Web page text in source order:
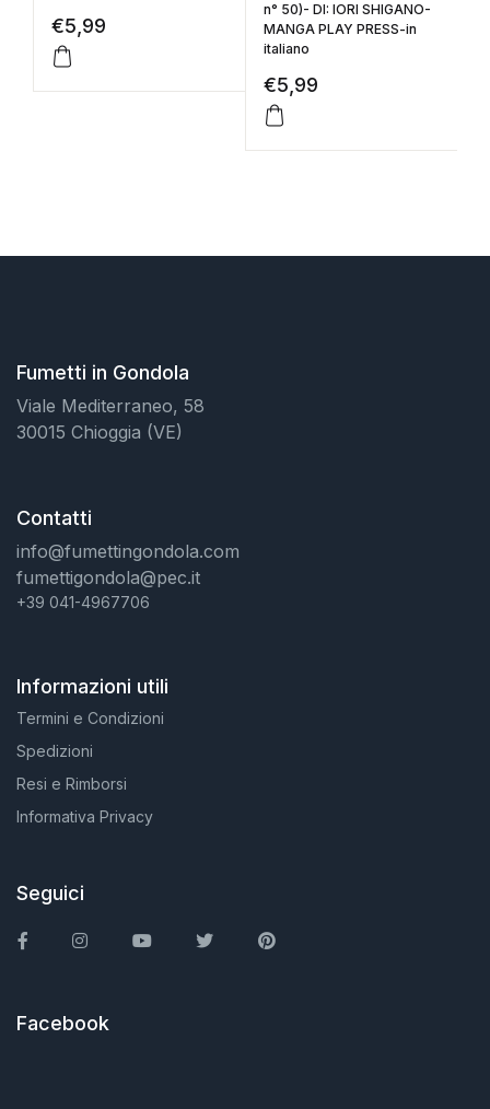
€5,99
n° 50)- DI: IORI SHIGANO-
MANGA PLAY PRESS-in
italiano
€5,99
Fumetti in Gondola
Viale Mediterraneo, 58
30015 Chioggia (VE)
Contatti
info@fumettingondola.com
fumettigondola@pec.it
+39 041-4967706
Informazioni utili
Termini e Condizioni
Spedizioni
Resi e Rimborsi
Informativa Privacy
Seguici
FacebookInstagramYou TubeTwitter Pinterest
Facebook